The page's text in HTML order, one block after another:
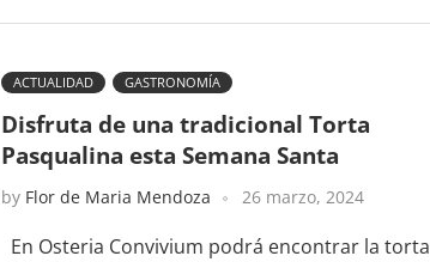
ACTUALIDAD GASTRONOMÍA
Disfruta de una tradicional Torta
Pasqualina esta Semana Santa
by Flor de Maria Mendoza 26 marzo, 2024
En Osteria Convivium podrá encontrar la torta